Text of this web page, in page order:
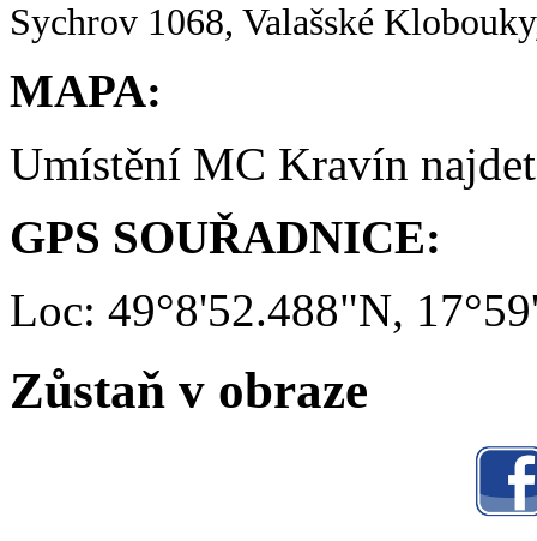
Sychrov 1068, Valašské
MAPA:
Umístění MC Kravín
GPS SOUŘADNICE:
Loc: 49°8'52.488"N,
Zůstaň v obraze